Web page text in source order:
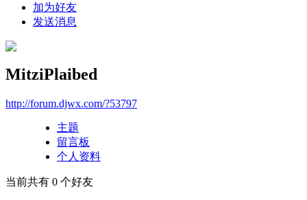
加为好友
发送消息
MitziPlaibed
http://forum.djwx.com/?53797
主题
留言板
个人资料
当前共有 0 个好友